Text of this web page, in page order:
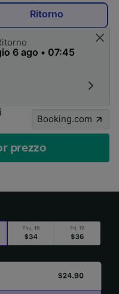
Ritorno
Booking.com
prezzo